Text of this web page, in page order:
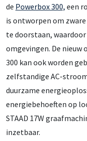
de Powerbox 300, een
is ontworpen om
te doorstaan,
omgevingen. De nieuw
300 kan ook worden
zelfstandige AC-
duurzame
energiebehoeften op
STAAD 17W
inzetbaar.